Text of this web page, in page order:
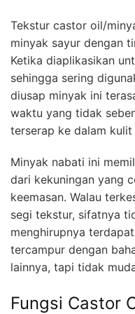
Tekstur castor oil/
minyak sayur dengan
Ketika diaplikasikan
sehingga sering
diusap minyak ini
waktu yang tidak
terserap ke dalam kulit
Minyak nabati ini
dari kekuningan yang
keemasan. Walau
segi tekstur, sifatnya
menghirupnya
tercampur dengan
lainnya, tapi tidak
Fungsi Castor